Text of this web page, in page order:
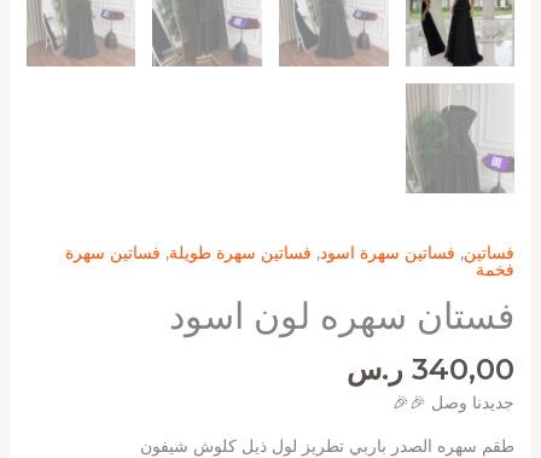
فساتين, فساتين سهرة اسود, فساتين سهرة طويلة, فساتين سهرة
فخمة
فستان سهره لون اسود
340,00 ر.س
جديدنا وصل 🎉🎉
طقم سهره الصدر باربي تطريز لول ذيل كلوش شيفون